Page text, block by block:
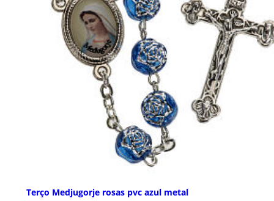
Terço Medjugorje rosas pvc azul metal